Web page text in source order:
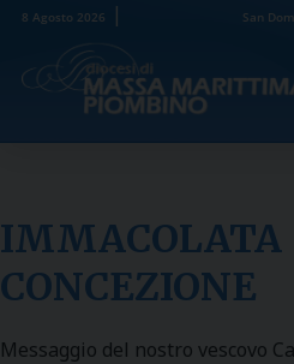
Skip
content
8 Agosto 2026 San
IMMACOLATA
CONCEZIONE
Messaggio del nostro vescovo